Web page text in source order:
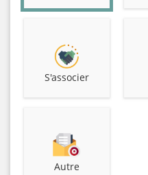
S'associer
Autre